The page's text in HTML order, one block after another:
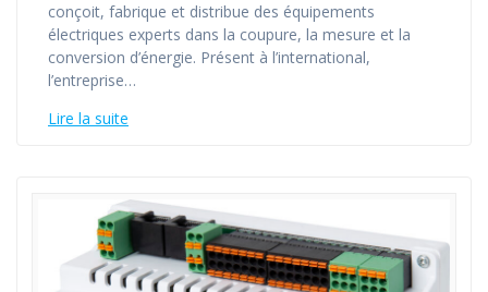
conçoit, fabrique et distribue des équipements
électriques experts dans la coupure, la mesure et la
conversion d’énergie. Présent à l’international,
l’entreprise…
Lire la suite